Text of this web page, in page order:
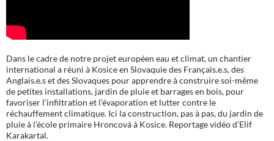
Dans le cadre de notre projet européen eau et climat, un chantier
international a réuni à Kosice en Slovaquie des Français.e.s, des
Anglais.e.s et des Slovaques pour apprendre à construire soi-même
de petites installations, jardin de pluie et barrages en bois, pour
favoriser l’infiltration et l’évaporation et lutter contre le
réchauffement climatique. Ici la construction, pas à pas, du jardin de
pluie à l’école primaire Hroncová à Kosice. Reportage vidéo d’Elif
Karakartal.